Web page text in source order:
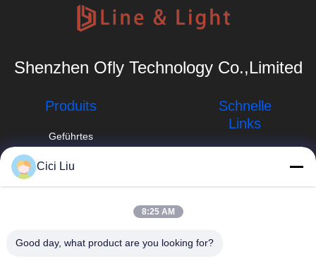
Shenzhen Ofly Technology Co.,Limited
Produits
Geführtes
Aluminiumprofil
Profil
86-0755-
28227709
8. Werk, Shishan
Schnelle
Links
Cici Liu
8:25 AM
Good day, what product are you looking for?